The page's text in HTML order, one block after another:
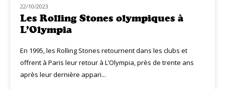
NOUVEAUTÉS
22/10/2023
Les Rolling Stones olympiques à
L’Olympia
En 1995, les Rolling Stones retournent dans les clubs et
offrent à Paris leur retour à L’Olympia, près de trente ans
après leur dernière appari...